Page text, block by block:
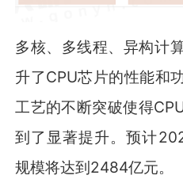
多核、多线程、异构计
升了CPU芯片的性能和
工艺的不断突破使得
到了显著提升。预计
规模将达到2484亿元。